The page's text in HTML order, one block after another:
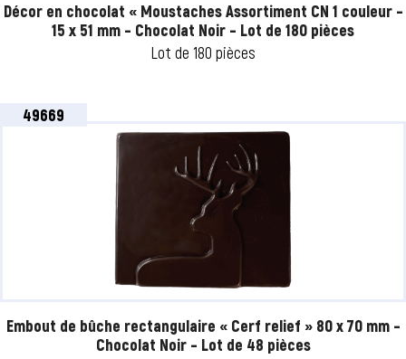
Décor en chocolat « Moustaches Assortiment CN 1 couleur –
15 x 51 mm – Chocolat Noir – Lot de 180 pièces
Lot de 180 pièces
49669
Embout de bûche rectangulaire « Cerf relief » 80 x 70 mm –
Chocolat Noir – Lot de 48 pièces